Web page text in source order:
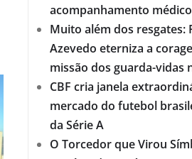
acompanhamento
Muito além dos resgates:
Azevedo eterniza a
missão dos guarda-vidas
CBF cria janela
mercado do futebol
da Série A
O Torcedor que Virou